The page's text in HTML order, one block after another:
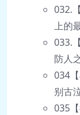
032.
上的
033.
防人
034
别古
035